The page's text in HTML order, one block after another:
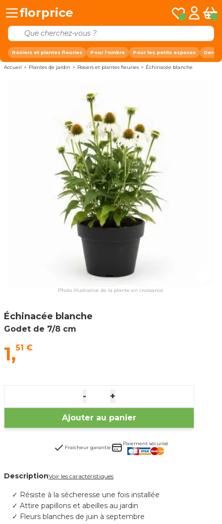
Allez au contenu
florprice Mes listes
Mon
Rosiers et plantes fleuries Pour l'ombre Pour les petits espaces
Accueil > Plantes de jardin > Rosiers et plantes fleuries > Échinacée blanche
Photo illustrative de la plante en croissance
Échinacée blanche
Godet de 7/8 cm
1,51 €
- +
Ajouter au panier
Fraîcheur garantie
Paiement sécurisé
DescriptionVoir les caractéristiques
Résiste à la sécheresse une fois installée
Attire papillons et abeilles au jardin
Fleurs blanches de juin à septembre